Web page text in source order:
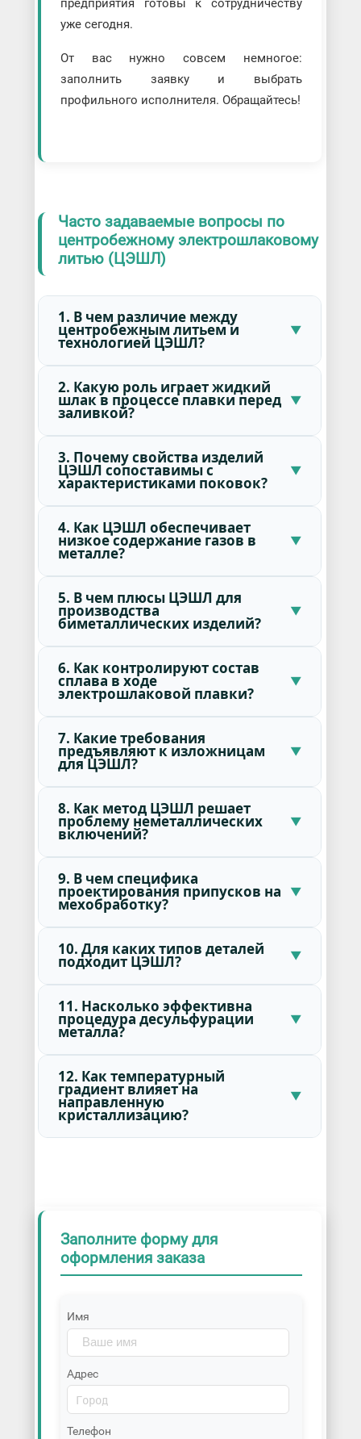
предприятия готовы к сотрудничеству
уже сегодня.
От вас нужно совсем немногое:
заполнить заявку и выбрать
профильного исполнителя. Обращайтесь!
Часто задаваемые вопросы по
центробежному электрошлаковому
литью (ЦЭШЛ)
1. В чем различие между
центробежным литьем и
технологией ЦЭШЛ?
2. Какую роль играет жидкий
шлак в процессе плавки перед
заливкой?
3. Почему свойства изделий
ЦЭШЛ сопоставимы с
характеристиками поковок?
4. Как ЦЭШЛ обеспечивает
низкое содержание газов в
металле?
5. В чем плюсы ЦЭШЛ для
производства
биметаллических изделий?
6. Как контролируют состав
сплава в ходе
электрошлаковой плавки?
7. Какие требования
предъявляют к изложницам
для ЦЭШЛ?
8. Как метод ЦЭШЛ решает
проблему неметаллических
включений?
9. В чем специфика
проектирования припусков на
мехобработку?
10. Для каких типов деталей
подходит ЦЭШЛ?
11. Насколько эффективна
процедура десульфурации
металла?
12. Как температурный
градиент влияет на
направленную
кристаллизацию?
Заполните форму для
оформления заказа
Имя
Адрес
Телефон